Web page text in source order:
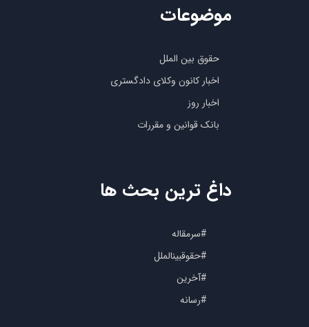
حقوق بین الملل
اخبار کانون وکلای دادگستری
اخبار روز
بانک قوانین و مقررات
موضوعات
#سرمقاله
#حقوقبینالملل
#آخرین
#رسانه
داغ ترین بحث ها